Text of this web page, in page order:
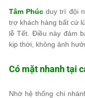
Tâm Phúc duy trì đội
trợ khách hàng bất cứ
lễ Tết. Điều này đảm
kịp thời, không ảnh
Có mặt nhanh tại
Nhờ hệ thống chi